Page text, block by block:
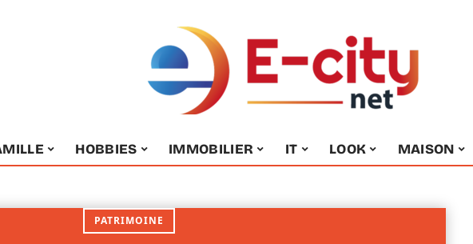
HOBBIES IMMOBILIER IT LOOK MAISON
PATRIMOINE